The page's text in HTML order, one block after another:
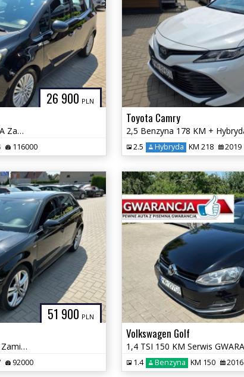
26 900 PLN
1,4 Turbo 120 KM GWARANCJA Zamiana Zarejestrowany
116000
Toyota Camry
2.5 Hybryda KM 218 2019
51 900 PLN
1,0 TFSI 116 KM GWARANCJA Zamiana Zarejestrowany
92000
Volkswagen Golf
1.4 Benzyna KM 150 2016